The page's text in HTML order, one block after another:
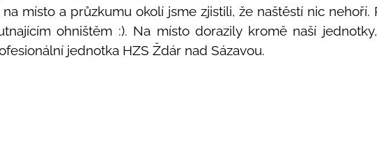
místo a průzkumu okolí jsme zjistili, že naštěstí nic nehoří.
ohništěm :). Na místo dorazily kromě naší
jednotka HZS Ždár nad Sázavou.